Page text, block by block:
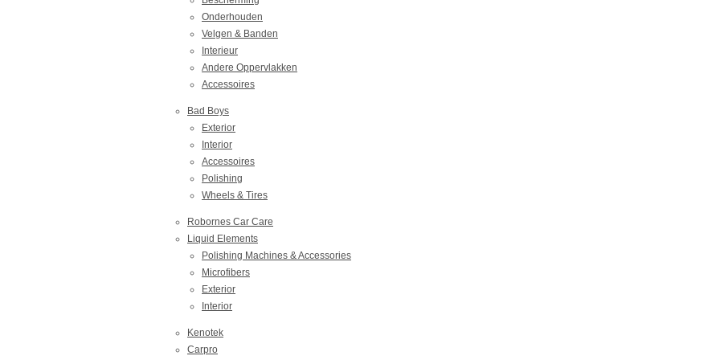
Onderhouden
Velgen & Banden
Interieur
Andere Oppervlakken
Accessoires
Bad Boys
Exterior
Interior
Accessoires
Polishing
Wheels & Tires
Robornes Car Care
Liquid Elements
Polishing Machines & Accessories
Microfibers
Exterior
Interior
Kenotek
Carpro